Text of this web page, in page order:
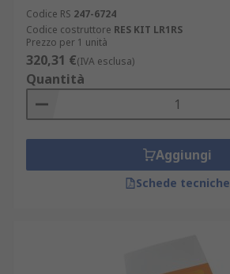
Codice RS 247-6724
Codice costruttore RES KIT LR1RS
Prezzo per 1 unità
320,31 €(IVA esclusa)
Quantità
Aggiungi
Schede tecniche